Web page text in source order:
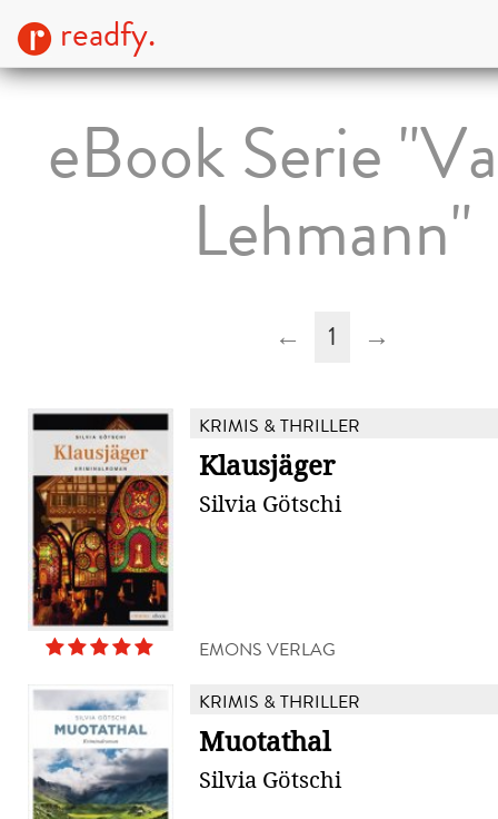
readfy.
eBook Serie
Lehmann"
← 1 →
KRIMIS & THRILLER
Klausjäger
Silvia Götschi
EMONS VERLAG
KRIMIS & THRILLER
Muotathal
Silvia Götschi